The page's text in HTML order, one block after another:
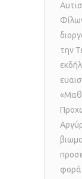
την
φορά